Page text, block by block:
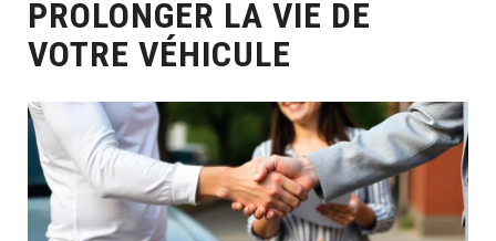
PROLONGER LA VIE DE
VOTRE VÉHICULE